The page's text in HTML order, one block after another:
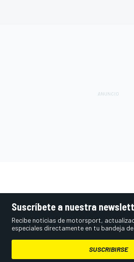
Suscríbete a nuestra
Recibe noticias de motorsport,
especiales directamente en tu bandeja
SUSCRIBIRSE